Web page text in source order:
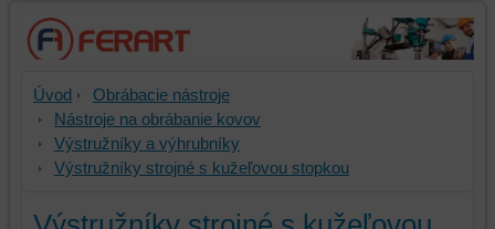
Úvod
Obrábacie nástroje
Nástroje na obrábanie kovov
Výstružníky a výhrubníky
Výstružníky strojné s kužeľovou stopkou